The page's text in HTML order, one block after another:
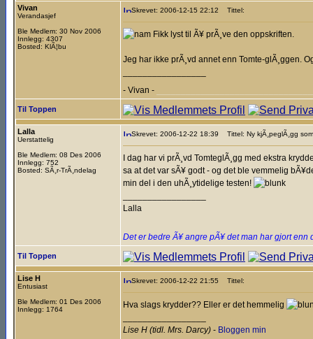
Vivan
Verandasjef
Ble Medlem: 30 Nov 2006
Innlegg: 4307
Bosted: KlÃ¦bu
Skrevet: 2006-12-15 22:12 Tittel:
Fikk lyst til Ã¥ prÃ¸ve den oppskriften.
Jeg har ikke prÃ¸vd annet enn Tomte-glÃ¸ggen.
- Vivan -
Til Toppen
Lalla
Uerstattelig
Ble Medlem: 08 Des 2006
Innlegg: 752
Bosted: SÃ¸r-TrÃ¸ndelag
Skrevet: 2006-12-22 18:39 Tittel: Ny kjÃ¸peglÃ¸gg
I dag har vi prÃ¸vd TomteglÃ¸gg med ekstra
sa at det var sÃ¥ godt - og det ble vemmelig
min del i den uhÃ¸ytidelige testen!
Lalla
Det er bedre Ã¥ angre pÃ¥ det man har gjort enn
Til Toppen
Lise H
Entusiast
Ble Medlem: 01 Des 2006
Innlegg: 1764
Skrevet: 2006-12-22 21:55 Tittel:
Hva slags krydder?? Eller er det hemmelig
Lise H (tidl. Mrs. Darcy) - Bloggen min